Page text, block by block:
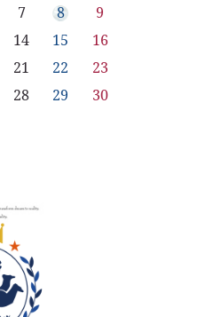
7 8
9
14 15
16
21 22
23
28 29
30